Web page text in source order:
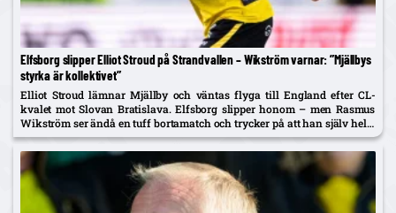
Elfsborg slipper Elliot Stroud på Strandvallen – Wikström varnar: ”Mjällbys
styrka är kollektivet”
Elliot Stroud lämnar Mjällby och väntas flyga till England efter CL-
kvalet mot Slovan Bratislava. Elfsborg slipper honom – men Rasmus
Wikström ser ändå en tuff bortamatch och trycker på att han själv helst
spelar mittback.